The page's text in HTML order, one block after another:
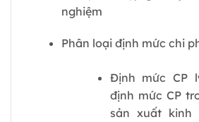
nghiệm
Phân loại định mức chi
Định mức CP
định mức CP
sản xuất kinh